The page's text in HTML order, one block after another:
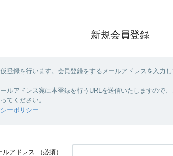
新規会員登録
登録を行います。会員登録をするメールアドレスを入力
ルアドレス宛に本登録を行うURLを送信いたしますので、
てください。
ーポリシー
ルアドレス （必須）